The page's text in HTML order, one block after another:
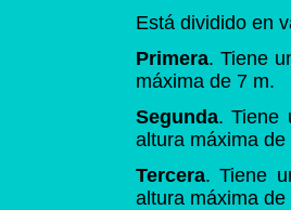
Está dividido en
Primera. Tiene
máxima de 7 m.
Segunda. Tiene
altura máxima de
Tercera. Tiene
altura máxima de